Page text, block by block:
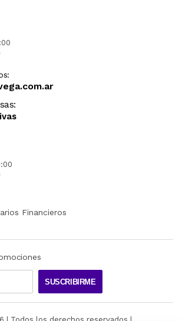
Financieros
SUSCRIBIRME